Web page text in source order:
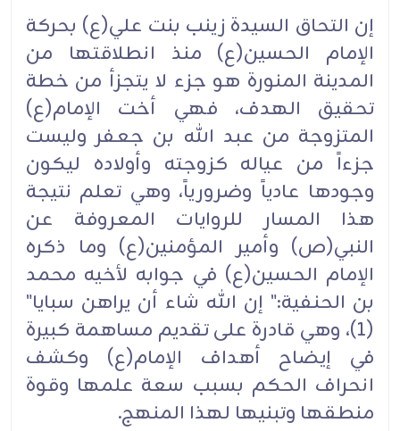
إن التحاق السيدة زينب بنت علي(ع) بحركة
الإمام الحسين(ع) منذ انطلاقتها من
المدينة المنورة هو جزء لا يتجزأ من خطة
تحقيق الهدف، فهي أخت الإمام(ع)
المتزوجة من عبد الله بن جعفر وليست
جزءاً من عياله كزوجته وأولاده ليكون
وجودها عادياً وضرورياً، وهي تعلم نتيجة
هذا المسار للروايات المعروفة عن
النبي(ص) وأمير المؤمنين(ع) وما ذكره
الإمام الحسين(ع) في جوابه لأخيه محمد
بن الحنفية:" إن الله شاء أن يراهن سبايا"
(1)، وهي قادرة على تقديم مساهمة كبيرة
في إيضاح أهداف الإمام(ع) وكشف
انحراف الحكم بسبب سعة علمها وقوة
منطقها وتبنيها لهذا المنهج.